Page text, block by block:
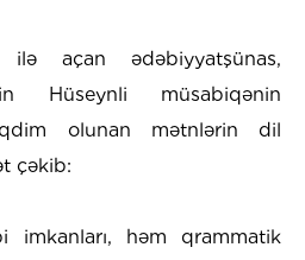
açan ədəbiyyatşünas,
Hüseynli müsabiqənin
olunan mətnlərin dil
çəkib:
imkanları, həm qrammatik